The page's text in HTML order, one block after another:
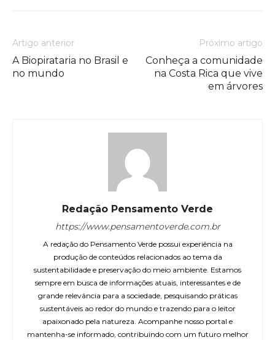
Artigo anterior
A Biopirataria no Brasil e
no mundo
Próximo artigo
Conheça a comunidade
na Costa Rica que vive
em árvores
Redação Pensamento Verde
https://www.pensamentoverde.com.br
A redação do Pensamento Verde possui experiência na
produção de conteúdos relacionados ao tema da
sustentabilidade e preservação do meio ambiente. Estamos
sempre em busca de informações atuais, interessantes e de
grande relevância para a sociedade, pesquisando práticas
sustentáveis ao redor do mundo e trazendo para o leitor
apaixonado pela natureza. Acompanhe nosso portal e
mantenha-se informado, contribuindo com um futuro melhor